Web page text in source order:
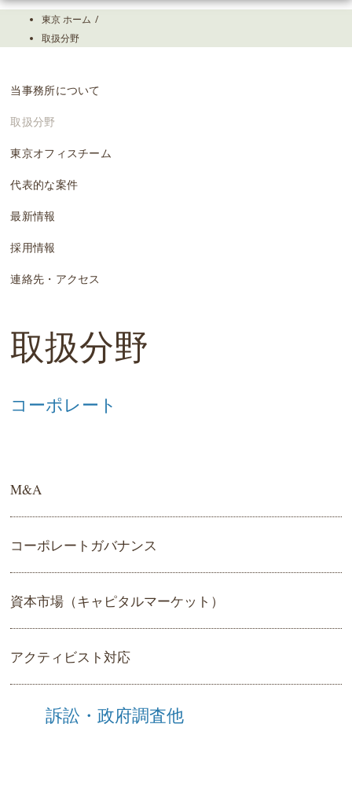
Skip
東京 ホーム /
取扱分野
当事務所について
取扱分野
東京オフィスチーム
代表的な案件
最新情報
採用情報
連絡先・アクセス
取扱分野
コーポレート
M&A
コーポレートガバナンス
資本市場（キャピタルマーケット）
アクティビスト対応
訴訟・政府調査他